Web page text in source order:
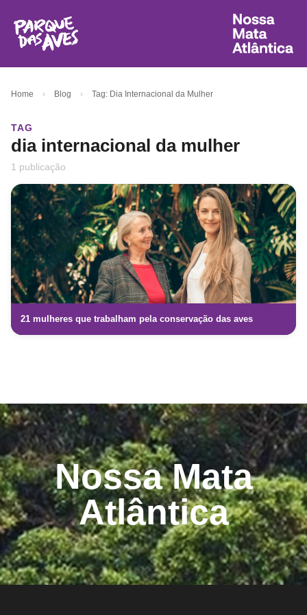
Home › Blog › Tag: Dia Internacional da Mulher
TAG
dia internacional da mulher
1 publicação
21 mulheres que trabalham pela conservação das aves
Nossa Mata
Atlântica